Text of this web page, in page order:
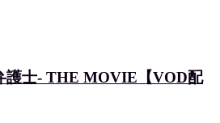
護士- THE MOVIE【VOD配